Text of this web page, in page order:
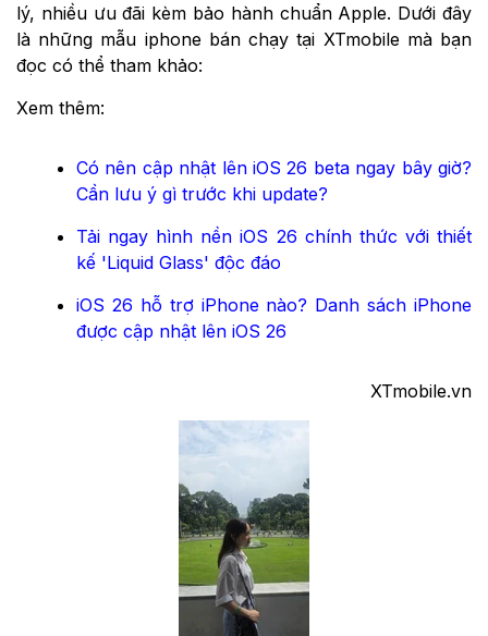
lý, nhiều ưu đãi kèm bảo hành chuẩn Apple. Dưới đây
là những mẫu iphone bán chạy tại XTmobile mà bạn
đọc có thể tham khảo:
Xem thêm:
Có nên cập nhật lên iOS 26 beta ngay bây giờ?
Cần lưu ý gì trước khi update?
Tải ngay hình nền iOS 26 chính thức với thiết
kế 'Liquid Glass' độc đáo
iOS 26 hỗ trợ iPhone nào? Danh sách iPhone
được cập nhật lên iOS 26
XTmobile.vn